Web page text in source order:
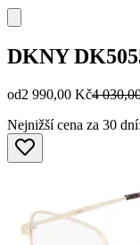
DKNY
od2 990,00 Kč4
Nejnižší cena za 30